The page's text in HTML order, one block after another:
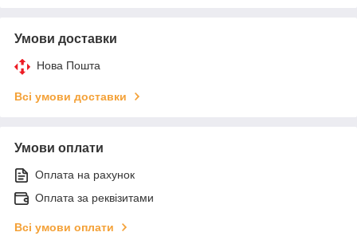
Умови доставки
Нова Пошта
Всі умови доставки
Умови оплати
Оплата на рахунок
Оплата за реквізитами
Всі умови оплати